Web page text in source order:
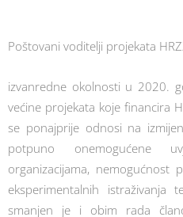
Poštovani voditelji projekata
izvanredne okolnosti u 2020.
većine projekata koje financira
se ponajprije odnosi na
potpuno onemogućene
organizacijama, nemogućnost
eksperimentalnih istraživanja
smanjen je i obim rada